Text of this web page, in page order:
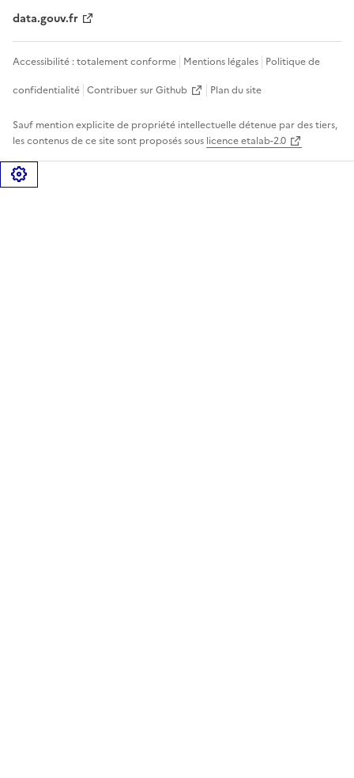
data.gouv.fr
Accessibilité : totalement conforme Mentions légales Politique de
confidentialité Contribuer sur Github Plan du site
Sauf mention explicite de propriété intellectuelle détenue par des tiers,
les contenus de ce site sont proposés sous licence etalab-2.0
Gérer les cookies